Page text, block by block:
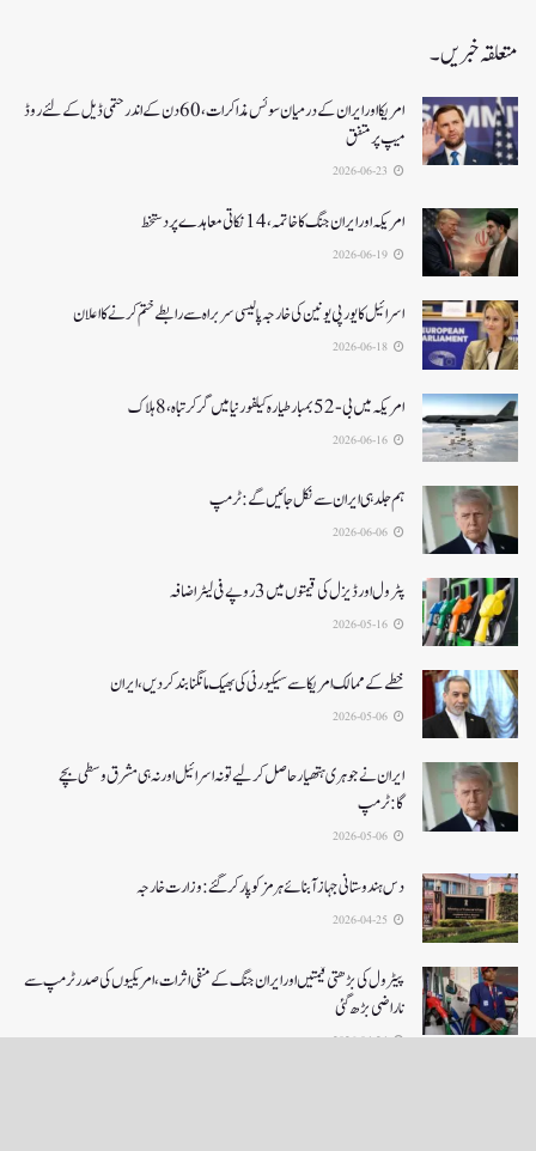
متعلقہ خبریں۔
امریکا اور ایران کے درمیان سوئس مذاکرات ، 60دن کے اندر حتمی ڈیل کےلئے روڈ
میپ پر متفق
امریکہ اور ایران جنگ کا خاتمہ، 14نکاتی معاہدے پر دستخط
اسرائیل کا یورپی یونین کی خارجہ پالیسی سربراہ سے رابطے ختم کرنے کا اعلان
امریکہ میں بی-52بمبار طیارہ کیلفورنیا میں گر کر تباہ، 8ہلاک
ہم جلد ہی ایران سے نکل جائیں گے:ٹرمپ
پٹرول اور ڈیزل کی قیمتوں میں 3 روپے فی لیٹر اضافہ
خطے کے ممالک امریکا سے سیکیورٹی کی بھیک مانگنا بند کر دیں، ایران
ایران نے جوہری ہتھیار حاصل کرلیے تو نہ اسرائیل اور نہ ہی مشرق وسطی بچے
گا:ٹرمپ
دس ہندوستانی جہاز آبنائے ہرمز کوپار کرگئے: وزارت خارجہ
پیٹرول کی بڑھتی قیمتیں اور ایران جنگ کے منفی اثرات ، امریکیوں کی صدر ٹرمپ سے
ناراضی بڑھ گئی
2026-04-24